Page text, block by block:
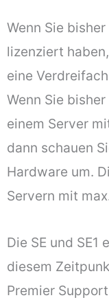
Wenn Sie
lizenziert
eine
Wenn Sie
einem Server
dann schauen
Hardware um.
Servern mit
Die SE und SE1
diesem
Premier